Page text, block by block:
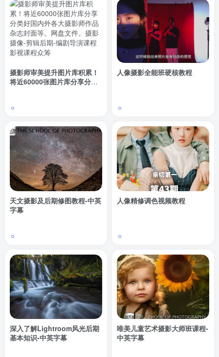
摄影师审美提升图片库积累！
将近60000张图片库分享分类
人像摄影全能班硬核教程
天文摄影及后期修图教程-中英
字幕
人像精修调色视频教程
深入了解Lightroom风光后期
基本知识-中英字幕
唯美儿童艺术摄影大师班课程-
中英字幕